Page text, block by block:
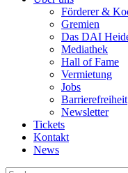
Förderer &
Gremien
Das DAI
Mediathek
Hall of Fame
Vermietung
Jobs
Barrierefreiheit
Newsletter
Tickets
Kontakt
News